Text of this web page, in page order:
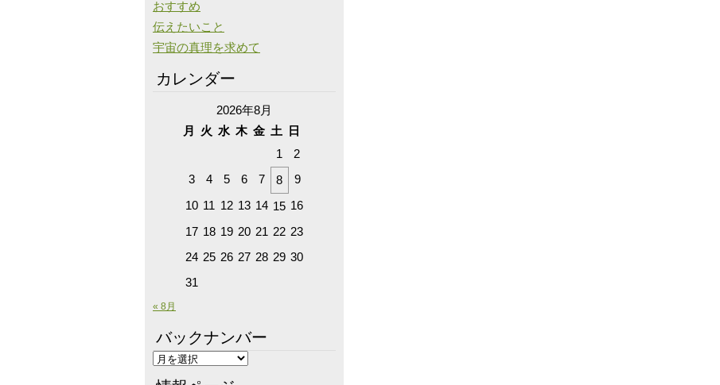
おすすめ
伝えたいこと
宇宙の真理を求めて
カレンダー
2026年8月
月
火 水 木 金 土
日
1
2
3
4 5 6 7 8 9
10 11 12 13 14 15 16
17 18 19 20 21 22 23
24 25 26 27 28 29 30
31
« 8月
バックナンバー
バ
ッ